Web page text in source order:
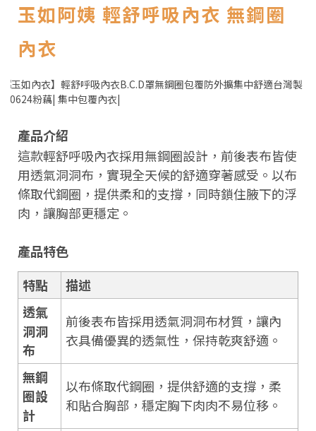
玉如阿姨 輕舒呼吸內衣 無鋼圈
內衣
產品介紹
這款輕舒呼吸內衣採用無鋼圈設計，前後表布皆使
用透氣洞洞布，實現全天候的舒適穿著感受。以布
條取代鋼圈，提供柔和的支撐，同時鎖住腋下的浮
肉，讓胸部更穩定。
產品特色
特點
描述
透氣
洞洞
布
前後表布皆採用透氣洞洞布材質，讓內
衣具備優異的透氣性，保持乾爽舒適。
無鋼
圈設
計
以布條取代鋼圈，提供舒適的支撐，柔
和貼合胸部，穩定胸下肉肉不易位移。